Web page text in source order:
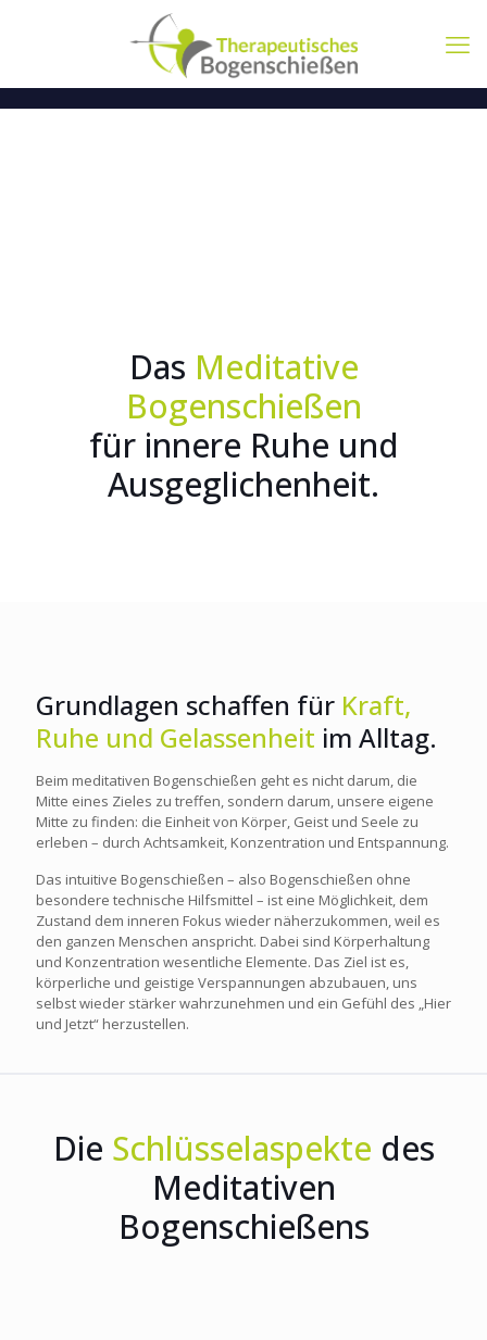
Das Meditative
Bogenschießen
für innere Ruhe und
Ausgeglichenheit.
Grundlagen schaffen für Kraft,
Ruhe und Gelassenheit im Alltag.
Beim meditativen Bogenschießen geht es nicht darum, die
Mitte eines Zieles zu treffen, sondern darum, unsere eigene
Mitte zu finden: die Einheit von Körper, Geist und Seele zu
erleben – durch Achtsamkeit, Konzentration und Entspannung.
Das intuitive Bogenschießen – also Bogenschießen ohne
besondere technische Hilfsmittel – ist eine Möglichkeit, dem
Zustand dem inneren Fokus wieder näherzukommen, weil es
den ganzen Menschen anspricht. Dabei sind Körperhaltung
und Konzentration wesentliche Elemente. Das Ziel ist es,
körperliche und geistige Verspannungen abzubauen, uns
selbst wieder stärker wahrzunehmen und ein Gefühl des „Hier
und Jetzt“ herzustellen.
Die Schlüsselaspekte des
Meditativen
Bogenschießens